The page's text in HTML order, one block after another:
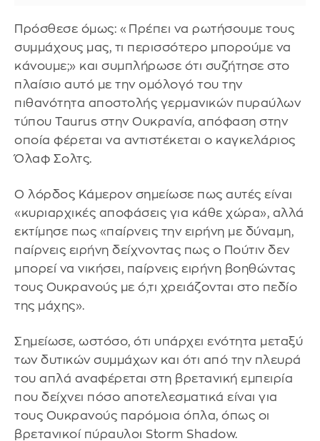
Πρόσθεσε όμως: «Πρέπει να ρωτήσουμε τους
συμμάχους μας, τι περισσότερο μπορούμε να
κάνουμε;» και συμπλήρωσε ότι συζήτησε στο
πλαίσιο αυτό με την ομόλογό του την
πιθανότητα αποστολής γερμανικών πυραύλων
τύπου Taurus στην Ουκρανία, απόφαση στην
οποία φέρεται να αντιστέκεται ο καγκελάριος
Όλαφ Σολτς.
Ο λόρδος Κάμερον σημείωσε πως αυτές είναι
«κυριαρχικές αποφάσεις για κάθε χώρα», αλλά
εκτίμησε πως «παίρνεις την ειρήνη με δύναμη,
παίρνεις ειρήνη δείχνοντας πως ο Πούτιν δεν
μπορεί να νικήσει, παίρνεις ειρήνη βοηθώντας
τους Ουκρανούς με ό,τι χρειάζονται στο πεδίο
της μάχης».
Σημείωσε, ωστόσο, ότι υπάρχει ενότητα μεταξύ
των δυτικών συμμάχων και ότι από την πλευρά
του απλά αναφέρεται στη βρετανική εμπειρία
που δείχνει πόσο αποτελεσματικά είναι για
τους Ουκρανούς παρόμοια όπλα, όπως οι
βρετανικοί πύραυλοι Storm Shadow.